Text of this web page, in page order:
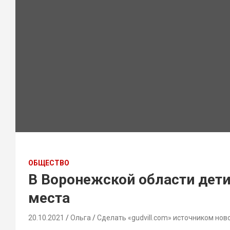
ОБЩЕСТВО
В Воронежской области
места
20.10.2021 Ольга Сделать «gudvill.com» источником